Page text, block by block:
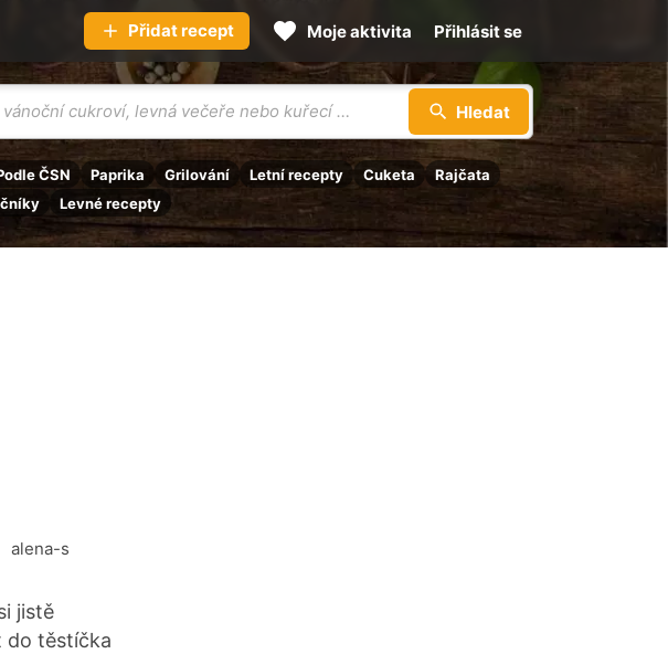
Hledat
ČSN Paprika Grilování Letní recepty Cuketa
Rajčata
Levné recepty
Přidat recept Moje aktivita Přihlásit se
jistě
do těstíčka
alena-s